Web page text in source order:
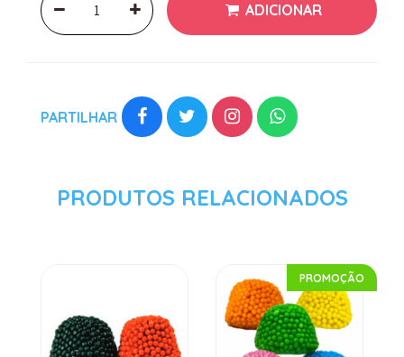
ADICIONAR
PARTILHAR
PRODUTOS RELACIONADOS
PROMOÇÃO